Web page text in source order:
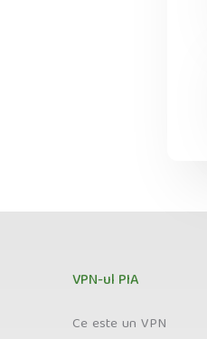
VPN-ul PIA
Ce este un VPN